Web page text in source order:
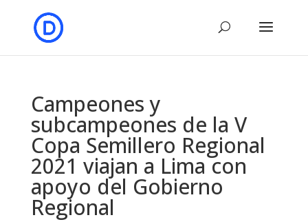
Campeones y
subcampeones de la V
Copa Semillero Regional
2021 viajan a Lima con
apoyo del Gobierno
Regional